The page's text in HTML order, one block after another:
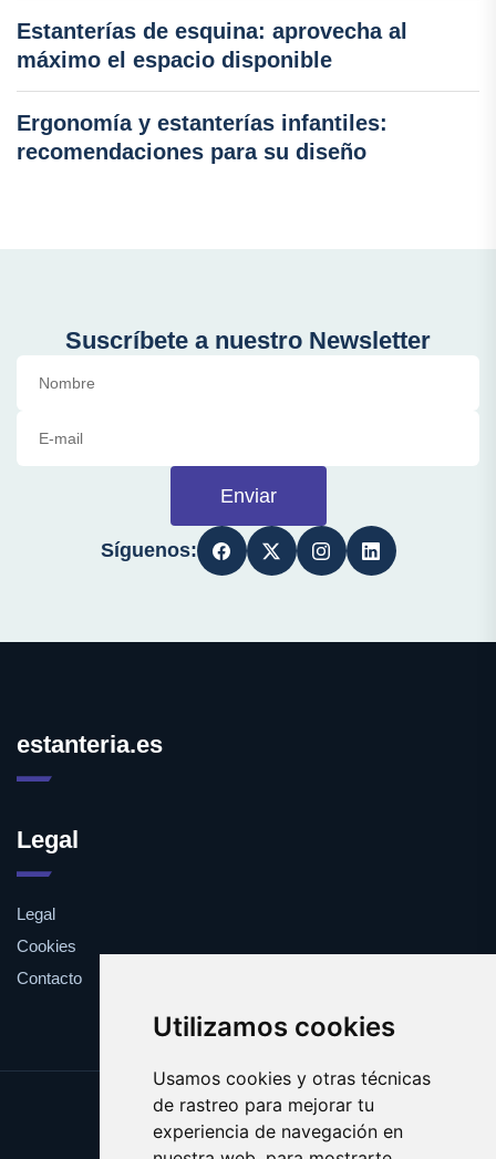
Utilizamos cookies
Usamos cookies y otras técnicas
de rastreo para mejorar tu
experiencia de navegación en
Estanterías de esquina: aprovecha al
máximo el espacio disponible
Ergonomía y estanterías infantiles:
recomendaciones para su diseño
Suscríbete a nuestro Newsletter
Enviar
Síguenos:
estanteria.es
Legal
Legal
Cookies
Contacto
Update cookies preferences
Copyright © 2025 estanteria.es